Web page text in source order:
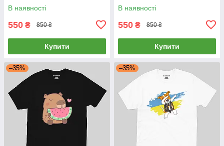
В наявності
550 ₴ 850 ₴
Купити
В наявності
550 ₴ 850 ₴
Купити
–35% –35%